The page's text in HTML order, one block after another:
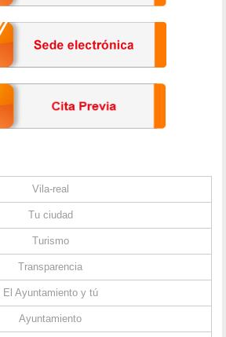
Vila-real
Tu ciudad
Turismo
Transparencia
El Ayuntamiento y tú
Ayuntamiento